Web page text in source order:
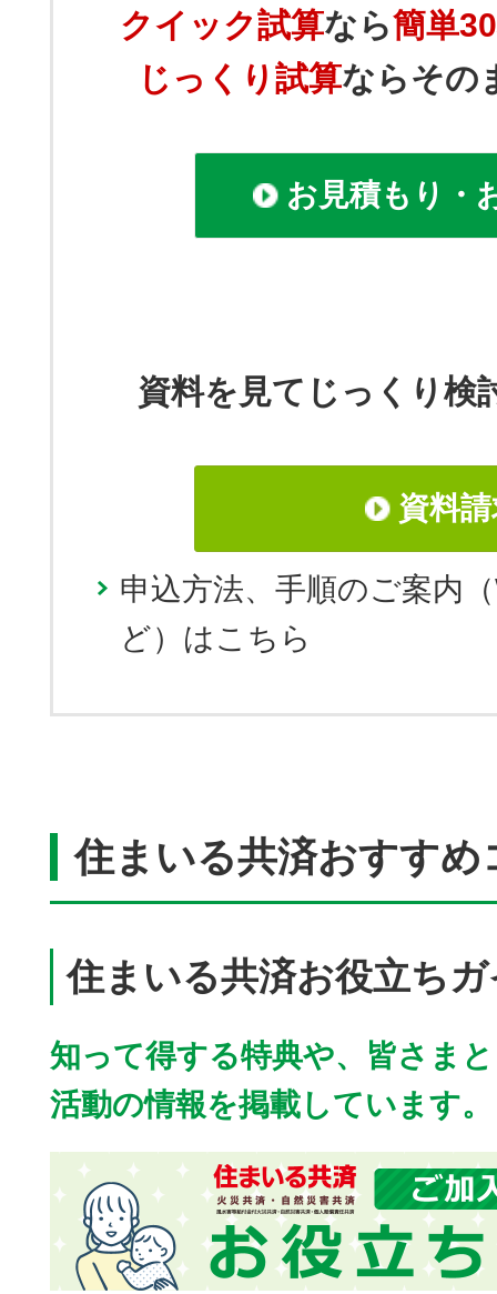
クイック試算なら簡単
じっくり試算ならその
お見積もり・
資料を見てじっくり検
資料
申込方法、手順のご案内
ど）はこちら
住まいる共済おすす
住まいる共済お役立ち
知って得する特典や、皆さま
活動の情報を掲載しています。